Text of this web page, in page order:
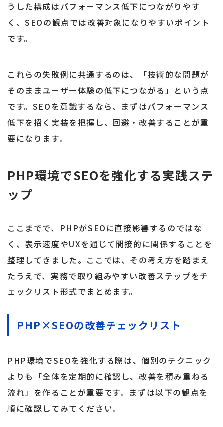
うした構成はパフォーマンス低下につながりやす
く、SEOの観点では改善対象になりやすいポイント
です。
これらの失敗例に共通するのは、「技術的な問題が
そのままユーザー体験の低下につながる」という点
です。SEOを意識するなら、まずはパフォーマンス
低下を招く実装を把握し、回避・改善することが重
要になります。
PHP環境でSEOを強化する実践ステ
ップ
ここまでで、PHPがSEOに直接影響するのではな
く、表示速度やUXを通じて間接的に関係することを
整理してきました。ここでは、その考え方を踏まえ
たうえで、実務で取り組みやすい改善ステップをチ
ェックリスト形式でまとめます。
PHP×SEOの改善チェックリスト
PHP環境でSEOを強化する際は、個別のテクニック
よりも「全体を定期的に確認し、改善を積み重ねる
流れ」を作ることが重要です。まずは以下の観点を
順に確認してみてください。